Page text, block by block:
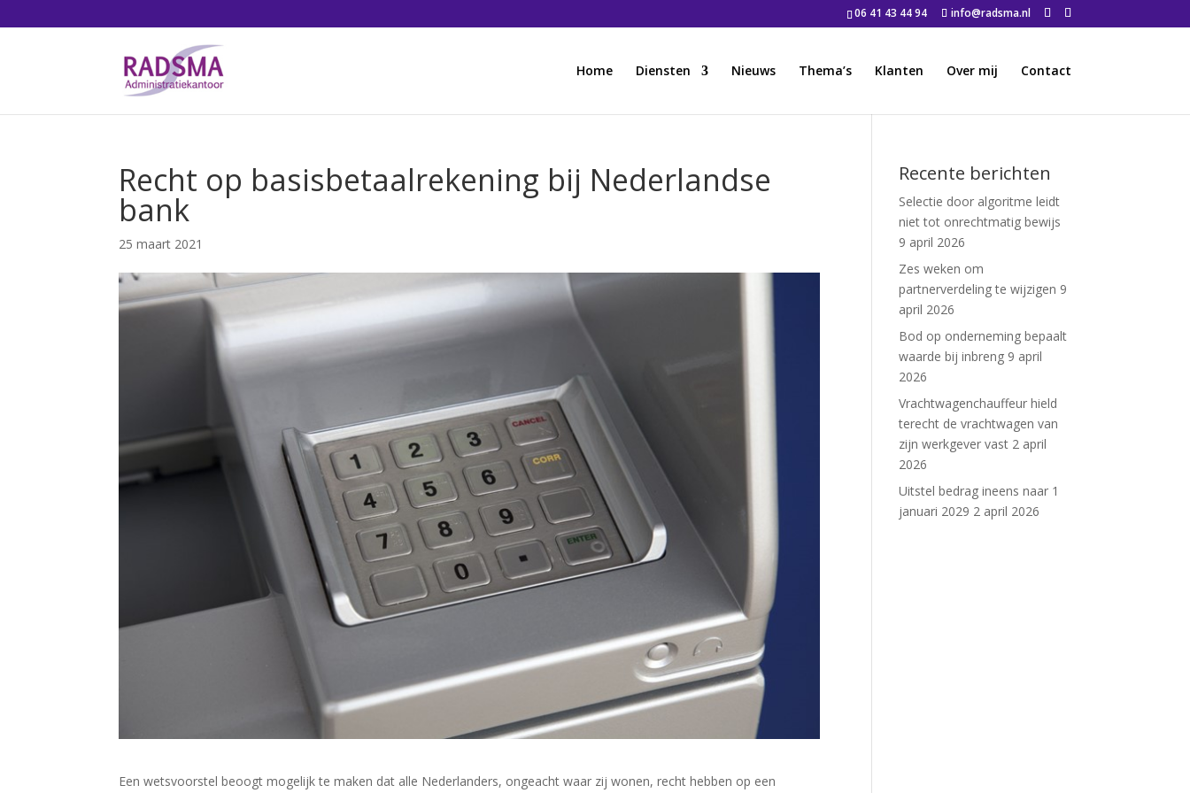
06 41 43 44 94 info@radsma.nl
Home Diensten Nieuws Thema’s Klanten Over mij Contact
Recht op basisbetaalrekening bij Nederlandse
bank
25 maart 2021
Een wetsvoorstel beoogt mogelijk te maken dat alle Nederlanders, ongeacht waar zij wonen, recht hebben op een
Recente berichten
Selectie door algoritme leidt
niet tot onrechtmatig bewijs
9 april 2026
Zes weken om
partnerverdeling te wijzigen 9
april 2026
Bod op onderneming bepaalt
waarde bij inbreng 9 april
2026
Vrachtwagenchauffeur hield
terecht de vrachtwagen van
zijn werkgever vast 2 april
2026
Uitstel bedrag ineens naar 1
januari 2029 2 april 2026